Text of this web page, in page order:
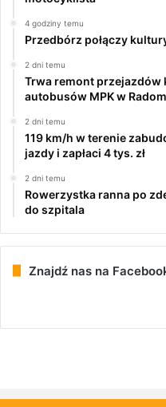
4 godziny temu
Przedbórz połączy
2 dni temu
Trwa remont przejazdów
autobusów MPK w
2 dni temu
119 km/h w terenie
jazdy i zapłaci 4 tys. zł
2 dni temu
Rowerzystka ranna po
do szpitala
Znajdź nas na